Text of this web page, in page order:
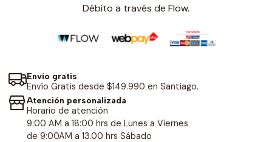
Débito a través de Flow.
Envío gratis
Envío Gratis desde $149.990 en Santiago.
Atención personalizada
Horario de atención
9:00 AM a 18:00 hrs de Lunes a Viernes
de 9:00AM a 13.00 hrs Sábado